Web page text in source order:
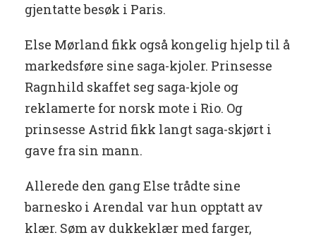
gjentatte besøk i Paris.
Else Mørland fikk også kongelig hjelp til å
markedsføre sine saga-kjoler. Prinsesse
Ragnhild skaffet seg saga-kjole og
reklamerte for norsk mote i Rio. Og
prinsesse Astrid fikk langt saga-skjørt i
gave fra sin mann.
Allerede den gang Else trådte sine
barnesko i Arendal var hun opptatt av
klær. Søm av dukkeklær med farger,